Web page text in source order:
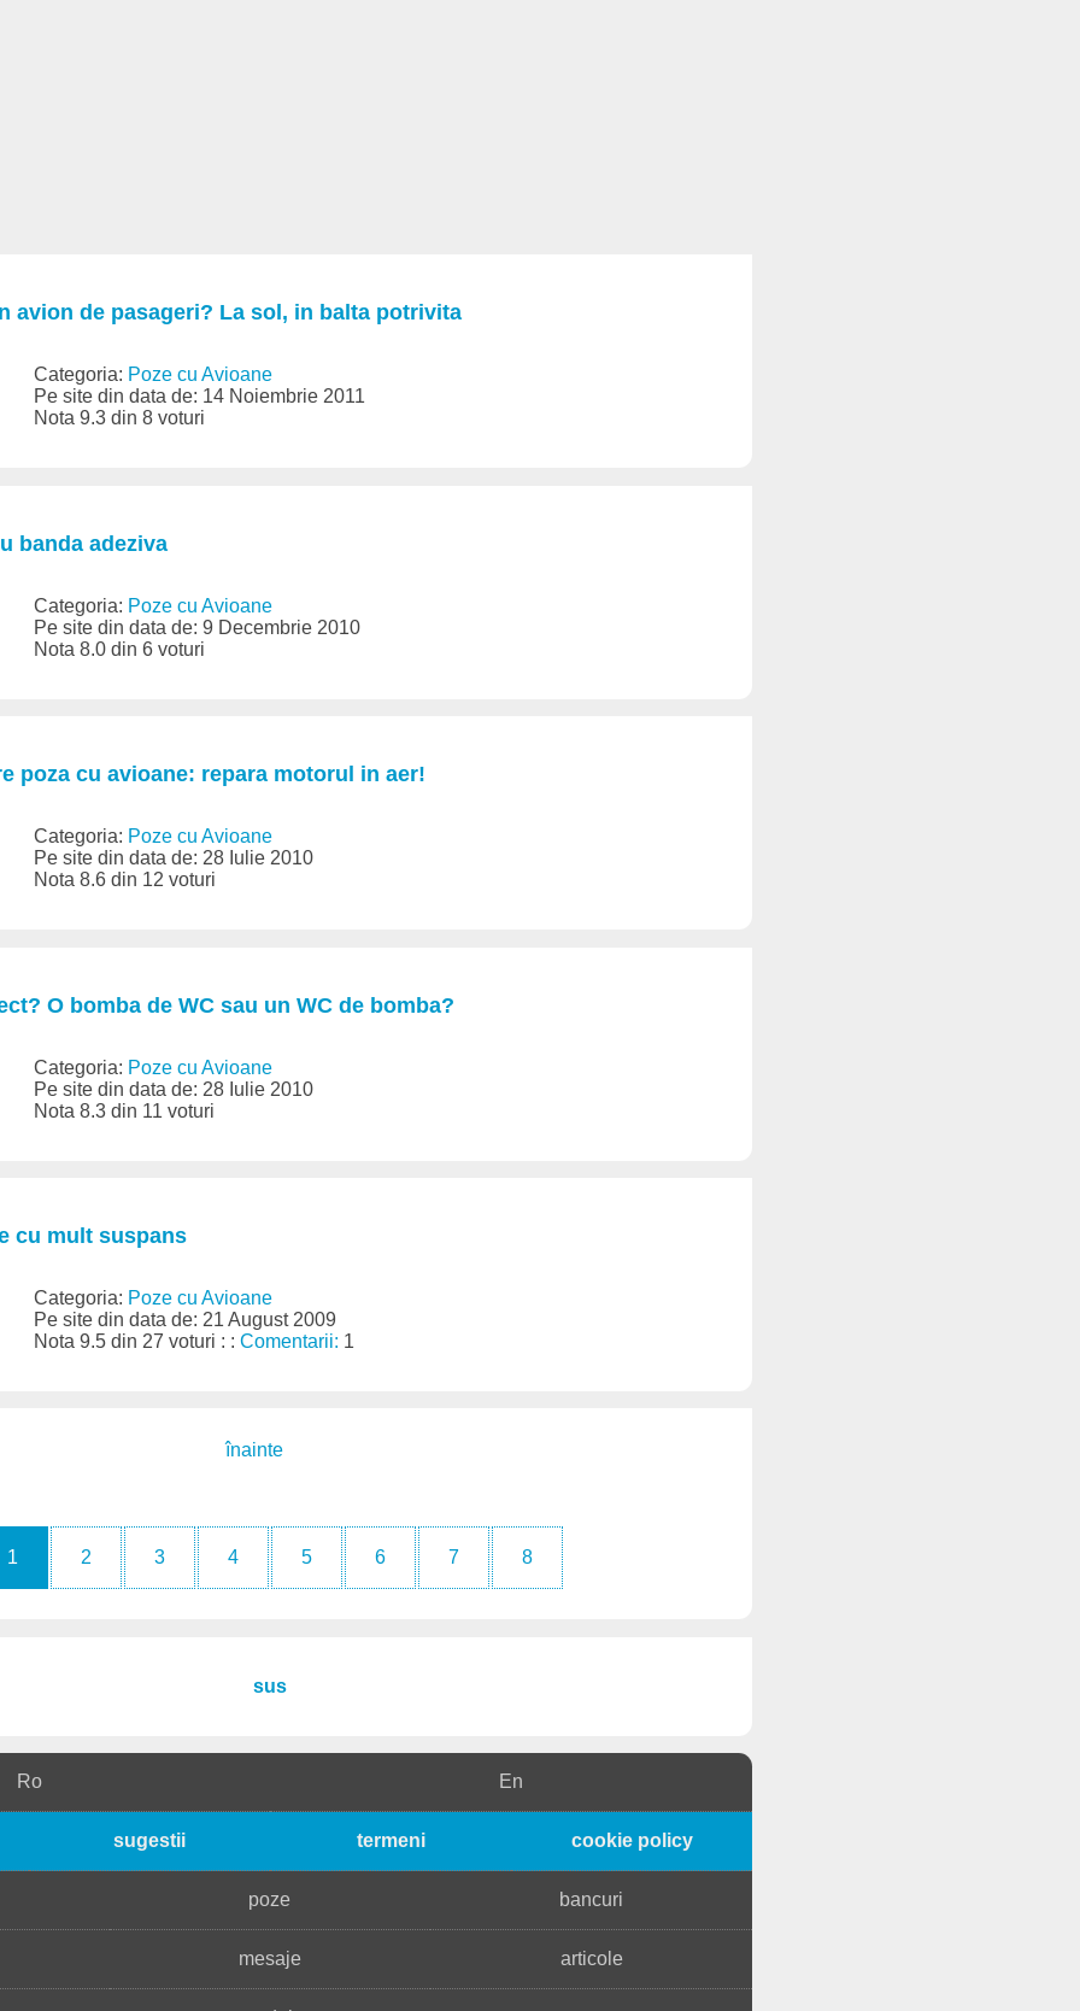
avion de pasageri? La sol, in balta potrivita
Categoria: Poze cu Avioane
Pe site din data de: 14 Noiembrie 2011
Nota 9.3 din 8 voturi
banda adeziva
Categoria: Poze cu Avioane
Pe site din data de: 9 Decembrie 2010
Nota 8.0 din 6 voturi
poza cu avioane: repara motorul in aer!
Categoria: Poze cu Avioane
Pe site din data de: 28 Iulie 2010
Nota 8.6 din 12 voturi
O bomba de WC sau un WC de bomba?
Categoria: Poze cu Avioane
Pe site din data de: 28 Iulie 2010
Nota 8.3 din 11 voturi
cu mult suspans
Categoria: Poze cu Avioane
Pe site din data de: 21 August 2009
Nota 9.5 din 27 voturi : :Comentarii: 1
înainte
1 2 3 4 5 6 7 8
sus
Ro En
sugestii termeni cookie policy
poze bancuri
mesaje articole